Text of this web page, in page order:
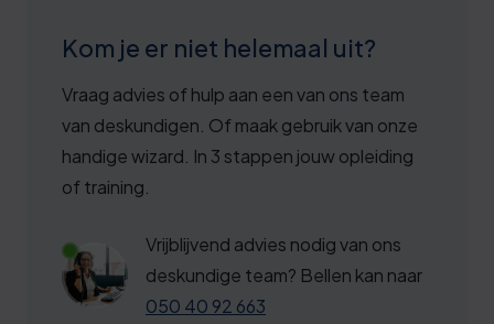
Kom je er niet helemaal uit?
Vraag advies of hulp aan een van ons team
van deskundigen. Of maak gebruik van onze
handige wizard. In 3 stappen jouw opleiding
of training.
Vrijblijvend advies nodig van ons
deskundige team? Bellen kan naar
050 40 92 663